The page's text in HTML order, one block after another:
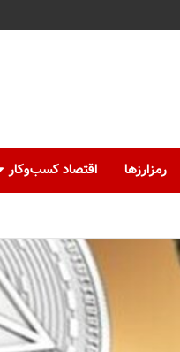
رمزارزها اقتصاد کسب‌و‌کار